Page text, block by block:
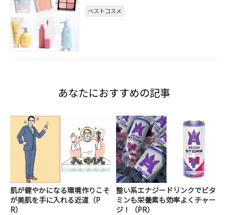
ベストコスメ
あなたにおすすめの記事
肌が健やかになる環境作りこそ
が美肌を手に入れる近道（P
R）
整い系エナジードリンクでビタ
ミンも栄養素も効率よくチャー
ジ！（PR）